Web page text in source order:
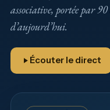
associative, portée par
d’aujourd’hui.
Écouter le direct